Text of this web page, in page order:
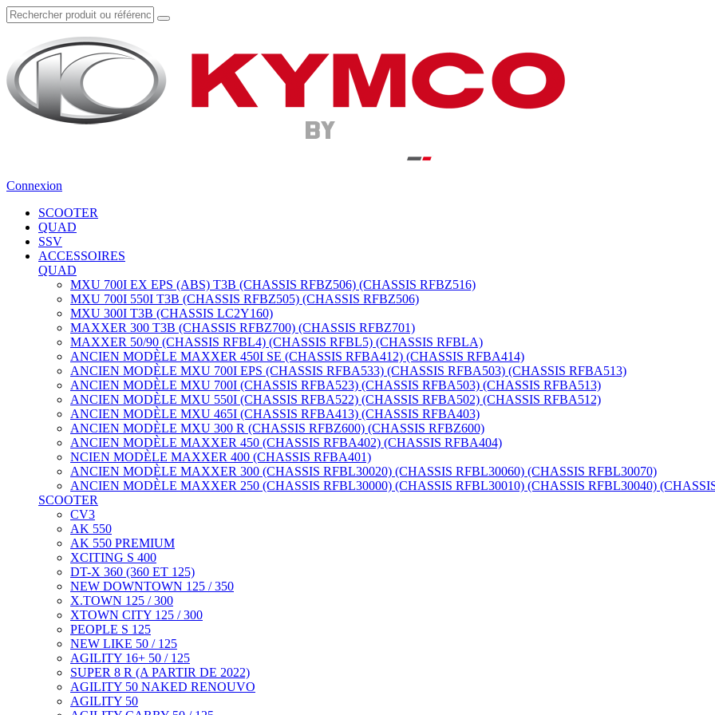
Connexion
SCOOTER
QUAD
SSV
ACCESSOIRES
QUAD
MXU 700I EX EPS (ABS) T3B (CHASSIS RFBZ506) (CHASSIS RFBZ516)
MXU 700I 550I T3B (CHASSIS RFBZ505) (CHASSIS RFBZ506)
MXU 300I T3B (CHASSIS LC2Y160)
MAXXER 300 T3B (CHASSIS RFBZ700) (CHASSIS RFBZ701)
MAXXER 50/90 (CHASSIS RFBL4) (CHASSIS RFBL5) (CHASSIS RFBLA)
ANCIEN MODÈLE MAXXER 450I SE (CHASSIS RFBA412) (CHASSIS RFBA414)
ANCIEN MODÈLE MXU 700I EPS (CHASSIS RFBA533) (CHASSIS RFBA503) (CHASSIS RFBA513)
ANCIEN MODÈLE MXU 700I (CHASSIS RFBA523) (CHASSIS RFBA503) (CHASSIS RFBA513)
ANCIEN MODÈLE MXU 550I (CHASSIS RFBA522) (CHASSIS RFBA502) (CHASSIS RFBA512)
ANCIEN MODÈLE MXU 465I (CHASSIS RFBA413) (CHASSIS RFBA403)
ANCIEN MODÈLE MXU 300 R (CHASSIS RFBZ600) (CHASSIS RFBZ600)
ANCIEN MODÈLE MAXXER 450 (CHASSIS RFBA402) (CHASSIS RFBA404)
NCIEN MODÈLE MAXXER 400 (CHASSIS RFBA401)
ANCIEN MODÈLE MAXXER 300 (CHASSIS RFBL30020) (CHASSIS RFBL30060) (CHASSIS RFBL30070)
ANCIEN MODÈLE MAXXER 250 (CHASSIS RFBL30000) (CHASSIS RFBL30010) (CHASSIS RFBL30040)
SCOOTER
CV3
AK 550
AK 550 PREMIUM
XCITING S 400
DT-X 360 (360 ET 125)
NEW DOWNTOWN 125 / 350
X.TOWN 125 / 300
XTOWN CITY 125 / 300
PEOPLE S 125
NEW LIKE 50 / 125
AGILITY 16+ 50 / 125
SUPER 8 R (A PARTIR DE 2022)
AGILITY 50 NAKED RENOUVO
AGILITY 50